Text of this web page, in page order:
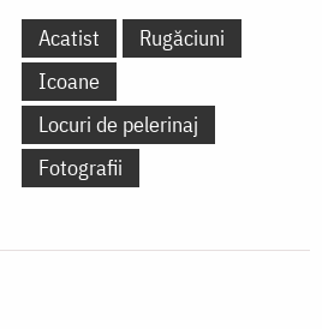
Acatist
Rugăciuni
Icoane
Locuri de pelerinaj
Fotografii